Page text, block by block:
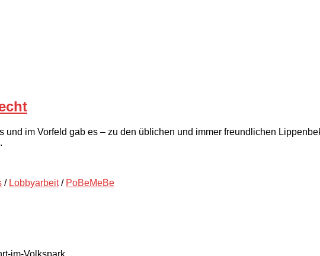
im Vorfeld gab es – zu den üblichen und immer freundlichen
/ Lobbyarbeit/ PoBeMeBe
im-Volkspark